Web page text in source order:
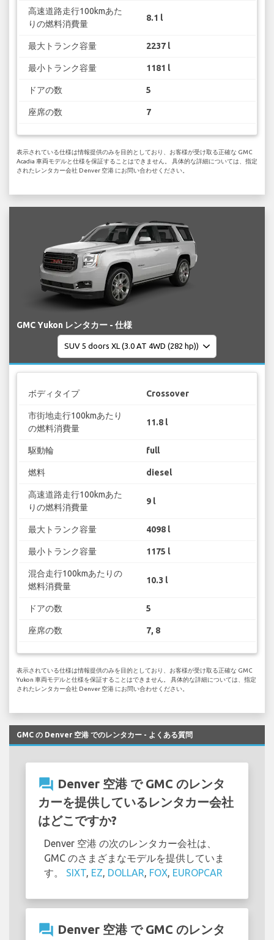
高速道路走行100kmあた
りの燃料消費量
8.1 l
最大トランク容量 2237 l
最小トランク容量 1181 l
ドアの数 5
座席の数 7
表示されている仕様は情報提供のみを目的としており、お客様が受け取る正確な GMC
Acadia 車両モデルと仕様を保証することはできません。 具体的な詳細については、指定
されたレンタカー会社 Denver 空港 にお問い合わせください。
GMC Yukon レンタカー - 仕様
ボディタイプ Crossover
市街地走行100kmあたり
の燃料消費量
11.8 l
駆動輪 full
燃料 diesel
高速道路走行100kmあた
りの燃料消費量
9 l
最大トランク容量 4098 l
最小トランク容量 1175 l
混合走行100kmあたりの
燃料消費量
10.3 l
ドアの数 5
座席の数 7, 8
表示されている仕様は情報提供のみを目的としており、お客様が受け取る正確な GMC
Yukon 車両モデルと仕様を保証することはできません。 具体的な詳細については、指定
されたレンタカー会社 Denver 空港 にお問い合わせください。
GMC の Denver 空港 でのレンタカー - よくある質問
question_answer Denver 空港 で GMC のレンタ
カーを提供しているレンタカー会社
はどこですか?
Denver 空港 の次のレンタカー会社は、
GMC のさまざまなモデルを提供していま
す。 SIXT EZ DOLLAR FOX EUROPCAR
question_answer Denver 空港 で GMC のレンタ